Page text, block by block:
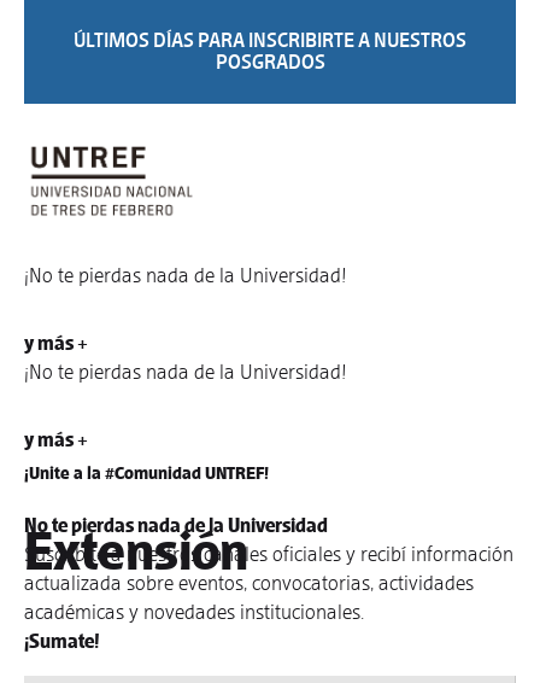
ÚLTIMOS DÍAS PARA INSCRIBIRTE A NUESTROS
POSGRADOS
¡No te pierdas nada de la Universidad!
y más +
¡No te pierdas nada de la Universidad!
y más +
¡Unite a la #Comunidad UNTREF!
No te pierdas nada de la Universidad
Suscribite a nuestros canales oficiales y recibí información
actualizada sobre eventos, convocatorias, actividades
académicas y novedades institucionales.
¡Sumate!
Extensión